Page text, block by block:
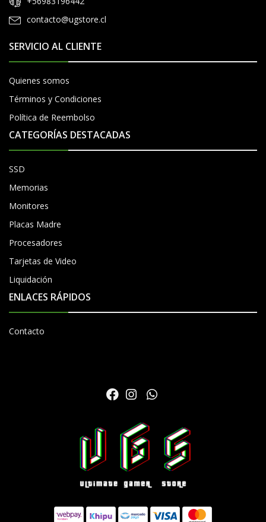
contacto@ugstore.cl
SERVICIO AL CLIENTE
Quienes somos
Términos y Condiciones
Política de Reembolso
CATEGORÍAS DESTACADAS
SSD
Memorias
Monitores
Placas Madre
Procesadores
Tarjetas de Video
Liquidación
ENLACES RÁPIDOS
Contacto